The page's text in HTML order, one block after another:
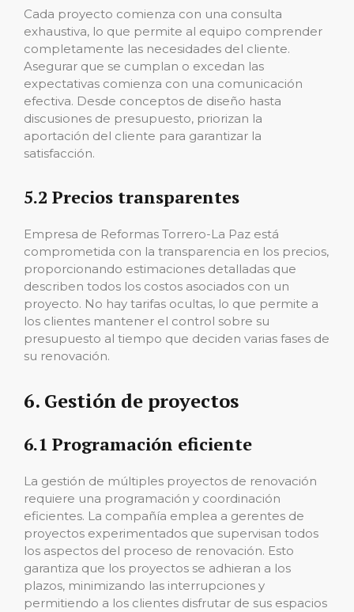
Cada proyecto comienza con una consulta
exhaustiva, lo que permite al equipo comprender
completamente las necesidades del cliente.
Asegurar que se cumplan o excedan las
expectativas comienza con una comunicación
efectiva. Desde conceptos de diseño hasta
discusiones de presupuesto, priorizan la
aportación del cliente para garantizar la
satisfacción.
5.2 Precios transparentes
Empresa de Reformas Torrero-La Paz está
comprometida con la transparencia en los precios,
proporcionando estimaciones detalladas que
describen todos los costos asociados con un
proyecto. No hay tarifas ocultas, lo que permite a
los clientes mantener el control sobre su
presupuesto al tiempo que deciden varias fases de
su renovación.
6. Gestión de proyectos
6.1 Programación eficiente
La gestión de múltiples proyectos de renovación
requiere una programación y coordinación
eficientes. La compañía emplea a gerentes de
proyectos experimentados que supervisan todos
los aspectos del proceso de renovación. Esto
garantiza que los proyectos se adhieran a los
plazos, minimizando las interrupciones y
permitiendo a los clientes disfrutar de sus espacios